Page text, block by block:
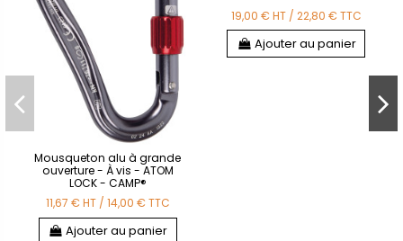
Mousqueton alu à grande
ouverture - À vis - ATOM
LOCK - CAMP®
11,67 €HT / 14,00 €TTC
Ajouter au panier
19,00 €HT / 22,80 €TTC
Ajouter au panier